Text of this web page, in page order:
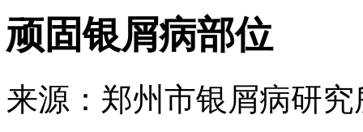
顽固银屑病部位
来源：郑州市银屑病研究